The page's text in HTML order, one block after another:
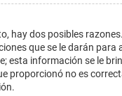
hay dos posibles
que se le darán
información se le
proporcionó no es